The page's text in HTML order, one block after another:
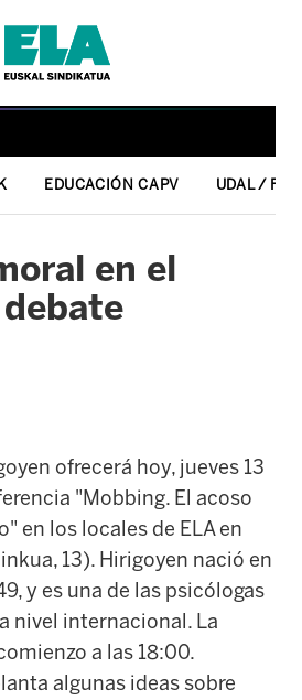
EDUCACIÓN CAPV UDAL /
en el
ofrecerá hoy, jueves 13
"Mobbing. El acoso
en los locales de ELA en
13). Hirigoyen nació en
y es una de las psicólogas
nivel internacional. La
a las 18:00.
algunas ideas sobre